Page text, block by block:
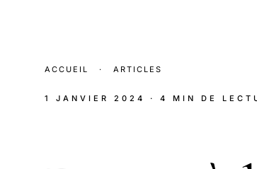
ACCUEIL · ARTICLES
1 JANVIER 2024 · 4 MIN DE